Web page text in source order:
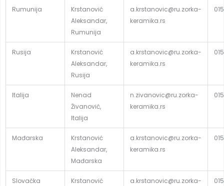
Rumunija
Krstanović
Aleksandar,
Rumunija
a.krstanovic@ru.zorka-
keramika.rs
Rusija
Krstanović
Aleksandar,
Rusija
a.krstanovic@ru.zorka-
keramika.rs
Italija
Nenad
Živanović,
Italija
n.zivanovic@ru.zorka-
keramika.rs
Mađarska
Krstanović
Aleksandar,
Mađarska
a.krstanovic@ru.zorka-
keramika.rs
Slovačka
Krstanović
a.krstanovic@ru.zorka-